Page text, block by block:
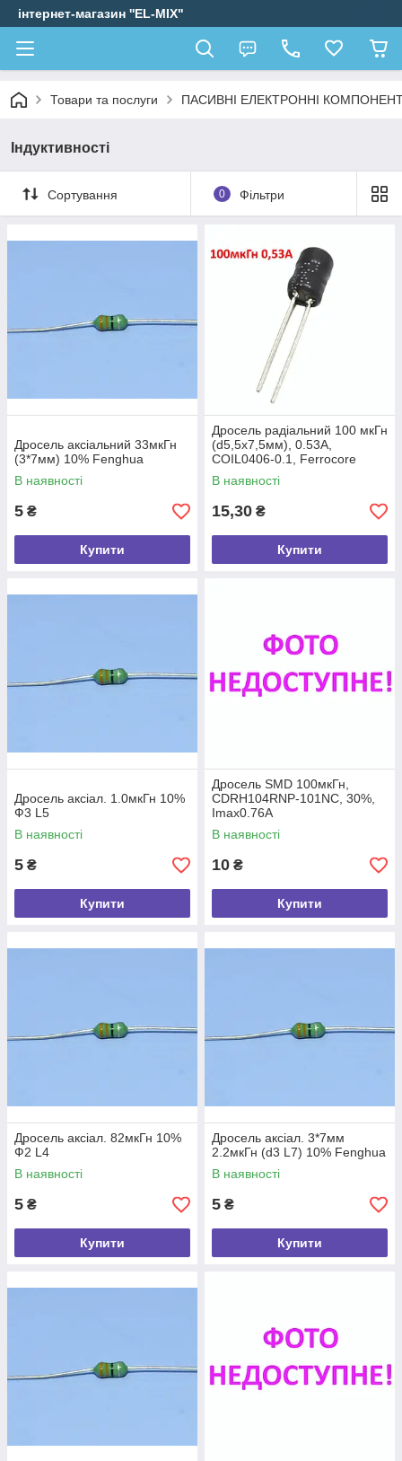
інтернет-магазин ''EL-MIX"
Товари та послуги ПАСИВНІ ЕЛЕКТРОННІ
Індуктивності
Сортування 0 Фільтри
Дросель аксіальний 33мкГн
(3*7мм) 10% Fenghua
В наявності
5 ₴
Купити
Дросель радіальний 100 мкГн
(d5,5x7,5мм), 0.53A,
COIL0406-0.1, Ferrocore
В наявності
15,30 ₴
Купити
Дросель аксіал. 1.0мкГн 10%
Ф3 L5
В наявності
5 ₴
Купити
Дросель SMD 100мкГн,
CDRH104RNP-101NC, 30%,
Imax0.76А
В наявності
10 ₴
Купити
Дросель аксіал. 82мкГн 10%
Ф2 L4
В наявності
5 ₴
Купити
Дросель аксіал. 3*7мм
2.2мкГн (d3 L7) 10% Fenghua
В наявності
5 ₴
Купити